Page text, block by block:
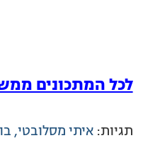
לכל המתכונים
תגיות:איתי מסלובטי